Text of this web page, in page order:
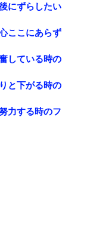
にずらしたい
ここにあらず
している時の
と下がる時の
力する時のフ